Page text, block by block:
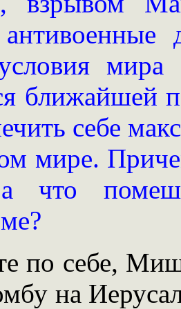
мира
ближайшей
себе
мире.
что
по себе,
на